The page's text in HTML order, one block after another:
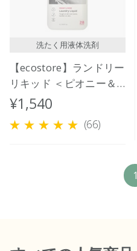
洗たく用液体洗剤
【ecostore】ランドリー
リキッド ＜ピオニー＆
ローズ＞ 1L
¥1,540
(66)
1